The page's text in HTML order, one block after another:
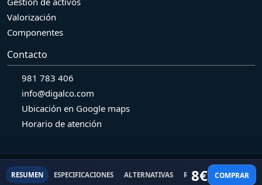
RESUMEN ESPECIFICACIONES ALTERNATIVAS REACONDICIONADO
8€ COMPRAR
Valorización
Componentes
Contacto
981 783 406
info@digalco.com
Ubicación en Google maps
Horario de atención
© 2026 Grupo Digalco SL Pol. Ind. Bergondo. Naves R7-R8 - 15165.
Bergondo. A Coruña.